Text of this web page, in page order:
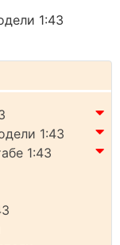
1:43
1:43
1:43